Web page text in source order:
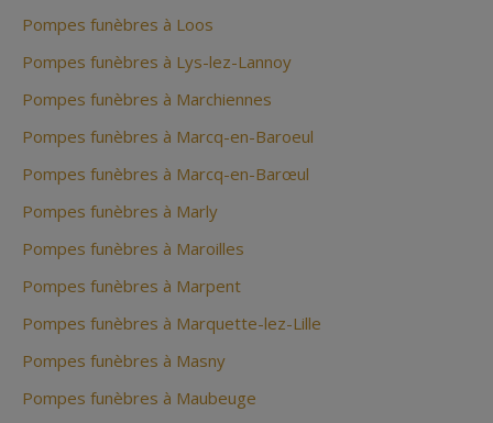
Pompes funèbres à Loos
Pompes funèbres à Lys-lez-Lannoy
Pompes funèbres à Marchiennes
Pompes funèbres à Marcq-en-Baroeul
Pompes funèbres à Marcq-en-Barœul
Pompes funèbres à Marly
Pompes funèbres à Maroilles
Pompes funèbres à Marpent
Pompes funèbres à Marquette-lez-Lille
Pompes funèbres à Masny
Pompes funèbres à Maubeuge